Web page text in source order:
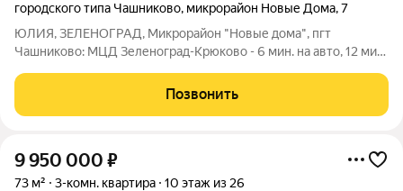
городского типа Чашниково, микрорайон Новые Дома,7
ЮЛИЯ, ЗЕЛЕНОГРАД, Микрорайон "Новые дома", пгт
Чашниково: МЦД Зеленоград-Крюково - 6 мин. на авто, 12 мин.
магазины, аптека, мед. пункт, почта, парковая территория,
тихий зелёный двор с детской
Позвонить
9 950 000 ₽
73 м² 3-комн. квартира 10 этаж из 26